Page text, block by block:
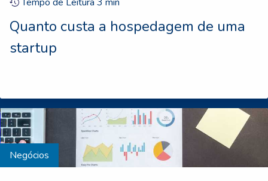
Tempo de Leitura 3 min
Quanto custa a hospedagem de uma
startup
Negócios